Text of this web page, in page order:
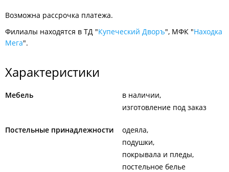
Возможна рассрочка платежа.
Филиалы находятся в ТД "Купеческий Дворъ", МФК "Находка
Мега".
Характеристики
Мебель
в наличии
изготовление под заказ
Постельные принадлежности
одеяла
подушки
покрывала и пледы
постельное белье